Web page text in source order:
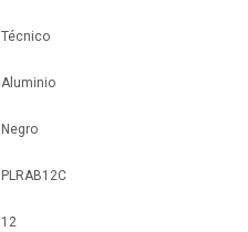
Técnico
Aluminio
Negro
PLRAB12C
12